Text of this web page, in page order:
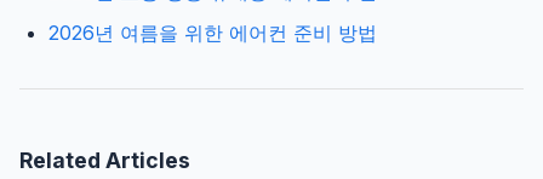
2026년 여름을 위한 에어컨 준비 방법
Related Articles